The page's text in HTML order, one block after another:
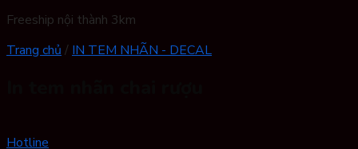
Freeship nội thành 3km
Trang chủ / IN TEM NHÃN - DECAL
Hotline